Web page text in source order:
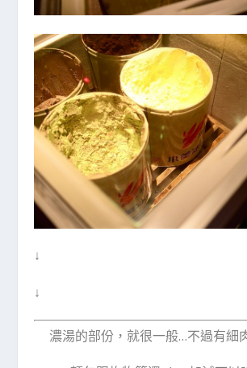
↓
↓
濃湯的部份，就很一般…不過有細